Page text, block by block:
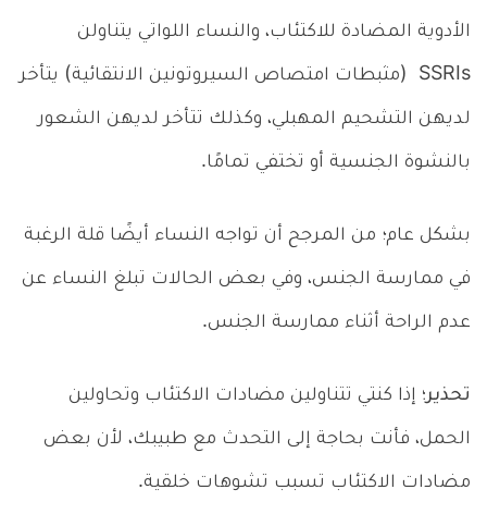
الأدوية المضادة للاكتئاب، والنساء اللواتي يتناولن
SSRIs (مثبطات امتصاص السيروتونين الانتقائية) يتأخر
لديهن التشحيم المهبلي، وكذلك تتأخر لديهن الشعور
بالنشوة الجنسية أو تختفي تمامًا.
بشكل عام؛ من المرجح أن تواجه النساء أيضًا قلة الرغبة
في ممارسة الجنس، وفي بعض الحالات تبلغ النساء عن
عدم الراحة أثناء ممارسة الجنس.
تحذير؛ إذا كنتي تتناولين مضادات الاكتئاب وتحاولين
الحمل، فأنت بحاجة إلى التحدث مع طبيبك، لأن بعض
مضادات الاكتئاب تسبب تشوهات خلقية.